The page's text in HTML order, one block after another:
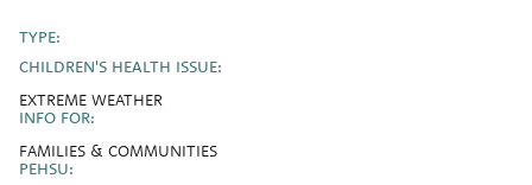
TYPE:
CHILDREN'S HEALTH ISSUE:
EXTREME WEATHER
INFO FOR:
FAMILIES & COMMUNITIES
PEHSU: